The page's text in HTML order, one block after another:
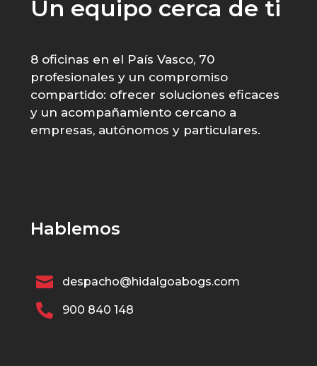
Un equipo cerca de ti
8 oficinas en el País Vasco, 70
profesionales y un compromiso
compartido: ofrecer soluciones eficaces
y un acompañamiento cercano a
empresas, autónomos y particulares.
Hablemos
 despacho@hidalgoabogs.com
 900 840 148